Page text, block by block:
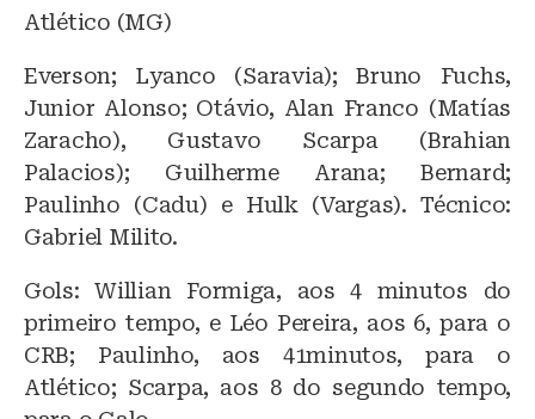
Atlético (MG)
Everson; Lyanco (Saravia); Bruno Fuchs,
Junior Alonso; Otávio, Alan Franco (Matías
Zaracho), Gustavo Scarpa (Brahian
Palacios); Guilherme Arana; Bernard;
Paulinho (Cadu) e Hulk (Vargas). Técnico:
Gabriel Milito.
Gols: Willian Formiga, aos 4 minutos do
primeiro tempo, e Léo Pereira, aos 6, para o
CRB; Paulinho, aos 41minutos, para o
Atlético; Scarpa, aos 8 do segundo tempo,